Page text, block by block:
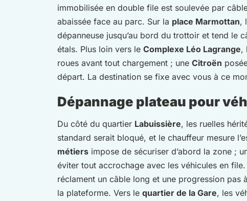
immobilisée en double file est soulevée par
abaissée face au parc. Sur la place Marmottan,
dépanneuse jusqu’au bord du trottoir et tend le
étals. Plus loin vers le Complexe Léo Lagrange,
roues avant tout chargement ; une Citroën
départ. La destination se fixe avec vous à ce
Dépannage plateau pour
Du côté du quartier Labuissière, les ruelles
standard serait bloqué, et le chauffeur mesure
métiers impose de sécuriser d’abord la zone ;
éviter tout accrochage avec les véhicules en
réclament un câble long et une progression pas
la plateforme. Vers le quartier de la Gare, les